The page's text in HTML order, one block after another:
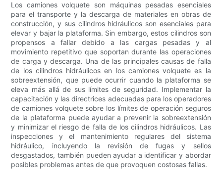
Los camiones volquete son máquinas pesadas esenciales
para el transporte y la descarga de materiales en obras de
construcción, y sus cilindros hidráulicos son esenciales para
elevar y bajar la plataforma. Sin embargo, estos cilindros son
propensos a fallar debido a las cargas pesadas y al
movimiento repetitivo que soportan durante las operaciones
de carga y descarga. Una de las principales causas de falla
de los cilindros hidráulicos en los camiones volquete es la
sobreextensión, que puede ocurrir cuando la plataforma se
eleva más allá de sus límites de seguridad. Implementar la
capacitación y las directrices adecuadas para los operadores
de camiones volquete sobre los límites de operación seguros
de la plataforma puede ayudar a prevenir la sobreextensión
y minimizar el riesgo de falla de los cilindros hidráulicos. Las
inspecciones y el mantenimiento regulares del sistema
hidráulico, incluyendo la revisión de fugas y sellos
desgastados, también pueden ayudar a identificar y abordar
posibles problemas antes de que provoquen costosas fallas.